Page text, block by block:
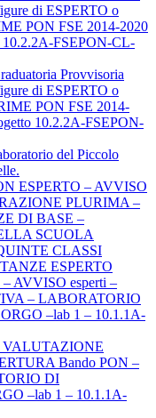
di ESPERTO o
PON FSE 2014-2020
10.2.2A-FSEPON-CL-
Provvisoria
di ESPERTO o
PON FSE 2014-
10.2.2A-FSEPON-
del Piccolo
ESPERTO – AVVISO
PLURIMA –
DI BASE –
SCUOLA
CLASSI
ESPERTO
AVVISO esperti –
– LABORATORIO
–lab 1 – 10.1.1A-
Bando PON –
DI
–lab 1 – 10.1.1A-